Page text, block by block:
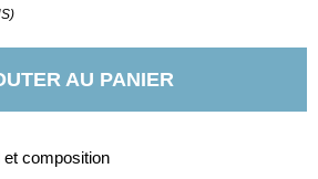
AU PANIER
et composition